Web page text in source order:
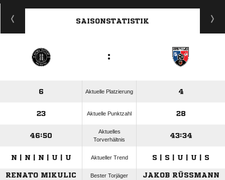
ANZEIGE
SAISONSTATISTIK
:
6 Aktuelle Platzierung 4
23 Aktuelle Punktzahl 28
46:50
Aktuelles
Torverhältnis
43:34
N | N | N | U | U Aktueller Trend S | S | U | U | S
RENATO MIKULIC
Bester Torjäger
JAKOB RÜSSMANN (